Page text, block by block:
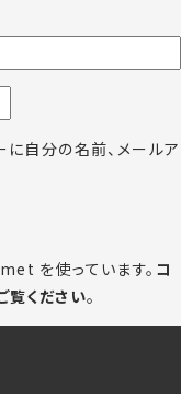
自分の名前、メールア
を使っています。 コ
覧ください。